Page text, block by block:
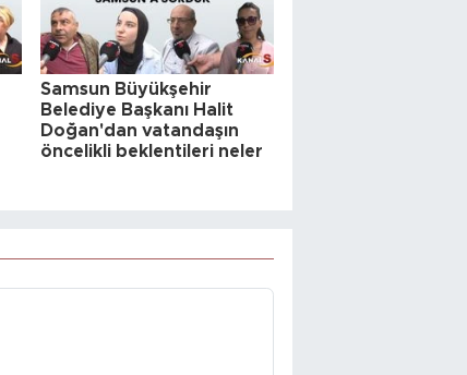
Samsun Büyükşehir
Belediye Başkanı Halit
Doğan'dan vatandaşın
öncelikli beklentileri neler